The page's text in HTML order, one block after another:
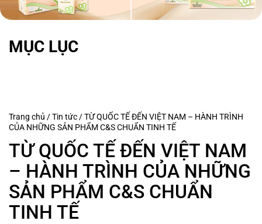
MỤC LỤC
Trang chủ /Tin tức /TỪ QUỐC TẾ ĐẾN VIỆT NAM – HÀNH TRÌNH
CỦA NHỮNG SẢN PHẨM C&S CHUẨN TINH TẾ
TỪ QUỐC TẾ ĐẾN VIỆT NAM
– HÀNH TRÌNH CỦA NHỮNG
SẢN PHẨM C&S CHUẨN
TINH TẾ